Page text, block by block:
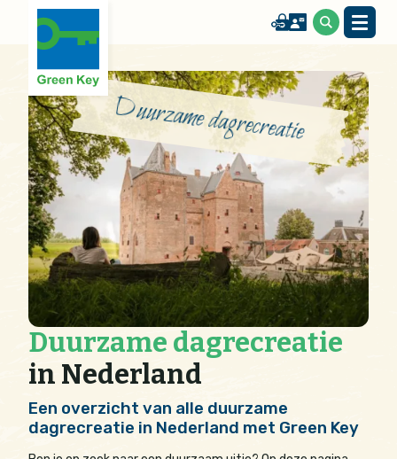
Duurzame dagrecreatie
in Nederland
Een overzicht van alle duurzame
dagrecreatie in Nederland met Green Key
Duurzame dagrecreatie